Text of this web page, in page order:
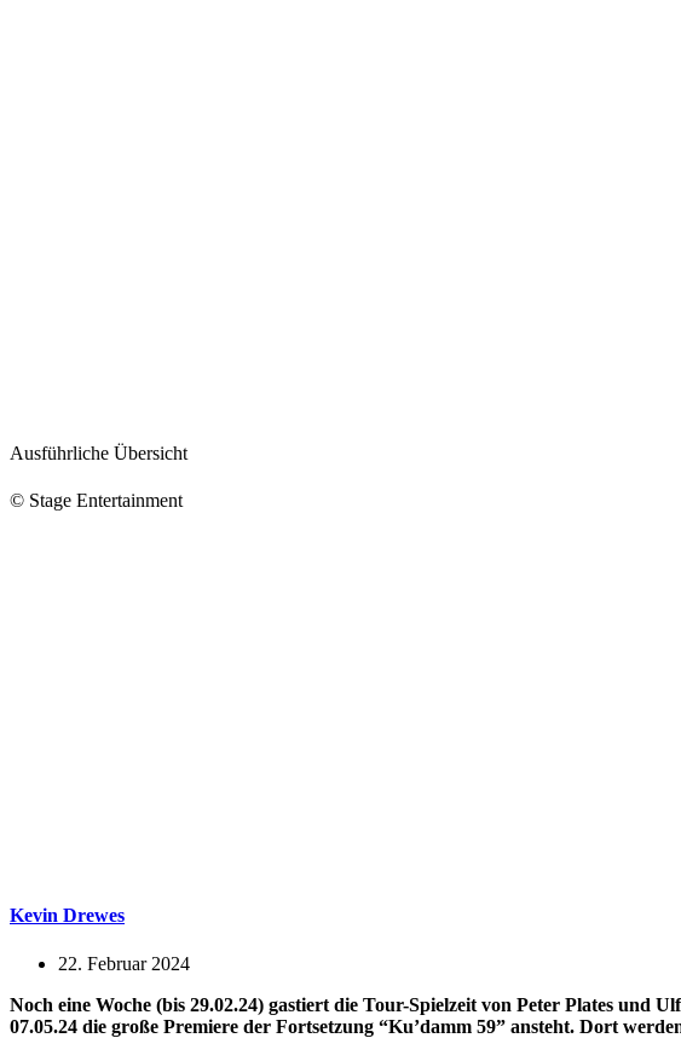
Ausführliche Übersicht
© Stage Entertainment
Kevin Drewes
22. Februar 2024
Noch eine Woche (bis 29.02.24) gastiert die Tour-Spielzeit von Peter Plates und
07.05.24 die große Premiere der Fortsetzung “Ku’damm 59” ansteht. Dort